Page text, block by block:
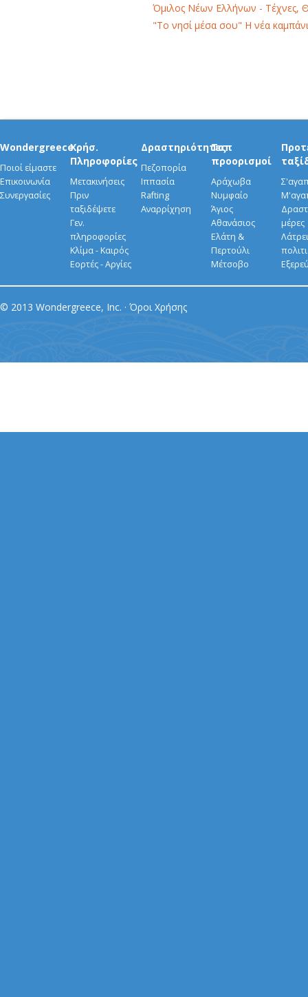
Όμιλος Νέων Ελλήνων - Τέχνες,
"Το νησί μέσα σου" Η νέα
Wondergreece
Ποιοί είμαστε
Επικοινωνία
Συνεργασίες
Χρήσ.
Πληροφορίες
Μετακινήσεις
Πριν
ταξιδέψετε
Γεν.
πληροφορίες
Κλίμα - Καιρός
Εορτές - Αργίες
Δραστηριότητες
Πεζοπορία
Ιππασία
Rafting
Αναρρίχηση
Τοπ
προορισμοί
Αράχωβα
Νυμφαίο
Άγιος
Αθανάσιος
Ελάτη &
Περτούλι
Μέτσοβο
μέρες
© 2013 Wondergreece, Inc. · Όροι Χρήσης